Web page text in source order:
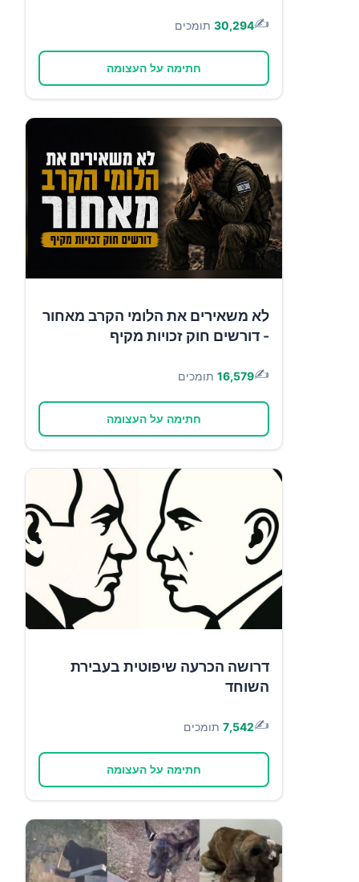
✍️
30,294 תומכים
חתימה על העצומה
לא משאירים את הלומי הקרב מאחור
- דורשים חוק זכויות מקיף
✍️
16,579 תומכים
חתימה על העצומה
דרושה הכרעה שיפוטית בעבירת
השוחד
✍️
7,542 תומכים
חתימה על העצומה